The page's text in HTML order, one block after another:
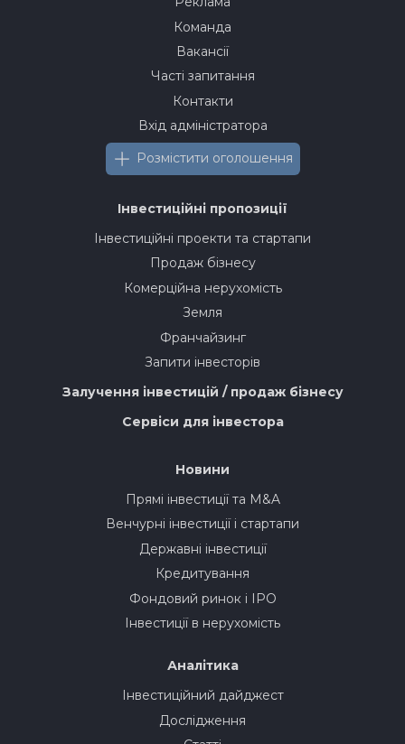
Команда
Вакансії
Часті запитання
Контакти
Вхід адміністратора
Розмістити оголошення
Інвестиційні пропозиції
Інвестиційні проекти та стартапи
Продаж бізнесу
Комерційна нерухомість
Земля
Франчайзинг
Запити інвесторів
Залучення інвестицій / продаж бізнесу
Сервіси для інвестора
Новини
Прямі інвестиції та M&A
Венчурні інвестиції і стартапи
Державні інвестиції
Кредитування
Фондовий ринок і IPO
Інвестиції в нерухомість
Аналітика
Інвестиційний дайджест
Дослідження